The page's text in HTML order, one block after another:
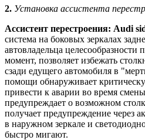
2. Установка ассистента
Ассистент перестроения: Audi
система на боковых зеркалах
автовладельца целесообразности
момент, позволяет избежать
сзади едущего автомобиля в
помощи обнаруживает
привести к аварии во время
предупреждает о возможном
получает предупреждение через
в наружном зеркале и
быстро мигают.